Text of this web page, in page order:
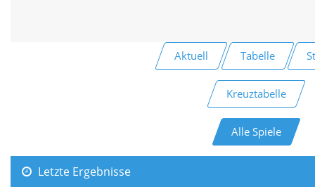
Aktuell Tabelle
Kreuztabelle
Alle Spiele
Letzte Ergebnisse